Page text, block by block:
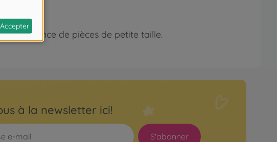
la présence de pièces de petite taille.
à la newsletter ici!
S'abonner